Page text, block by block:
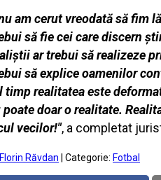
am cerut vreodată să fim
să fie cei care discern
ar trebui să realizeze
să explice oamenilor
realitatea este
doar o realitate.
vecilor!", a completat
Florin Răvdan | Categorie: Fotbal